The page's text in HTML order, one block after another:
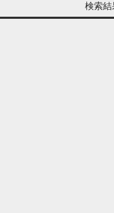
検索